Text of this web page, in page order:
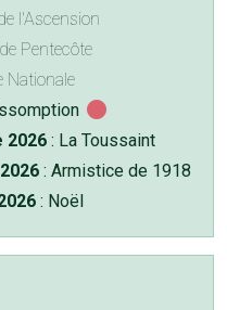
l'Ascension
Pentecôte
Nationale
2026 : La Toussaint
: Armistice de 1918
: Noël